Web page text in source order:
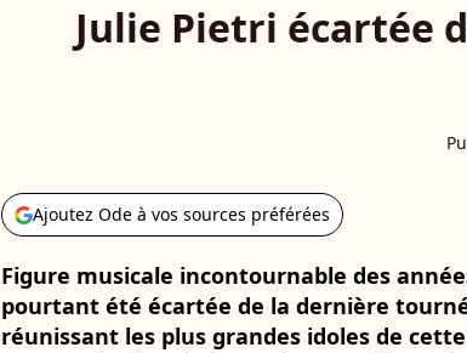
Julie Pietri écartée
Ajoutez Ode à vos sources préférées
Figure musicale incontournable des
pourtant été écartée de la dernière
réunissant les plus grandes idoles de